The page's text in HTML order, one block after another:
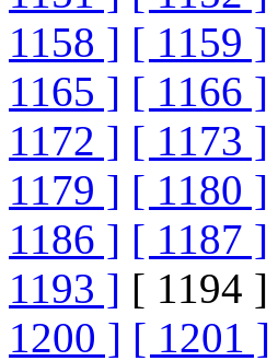
1158 ] [ 1159 ]
1165 ] [ 1166 ]
1172 ] [ 1173 ]
1179 ] [ 1180 ]
1186 ] [ 1187 ]
1193 ] [ 1194 ]
1200 ] [ 1201 ]